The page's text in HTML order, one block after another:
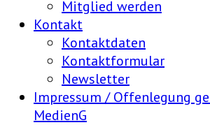
Mitglied werden
Kontakt
Kontaktdaten
Kontaktformular
Newsletter
Impressum / Offenlegung
MedienG